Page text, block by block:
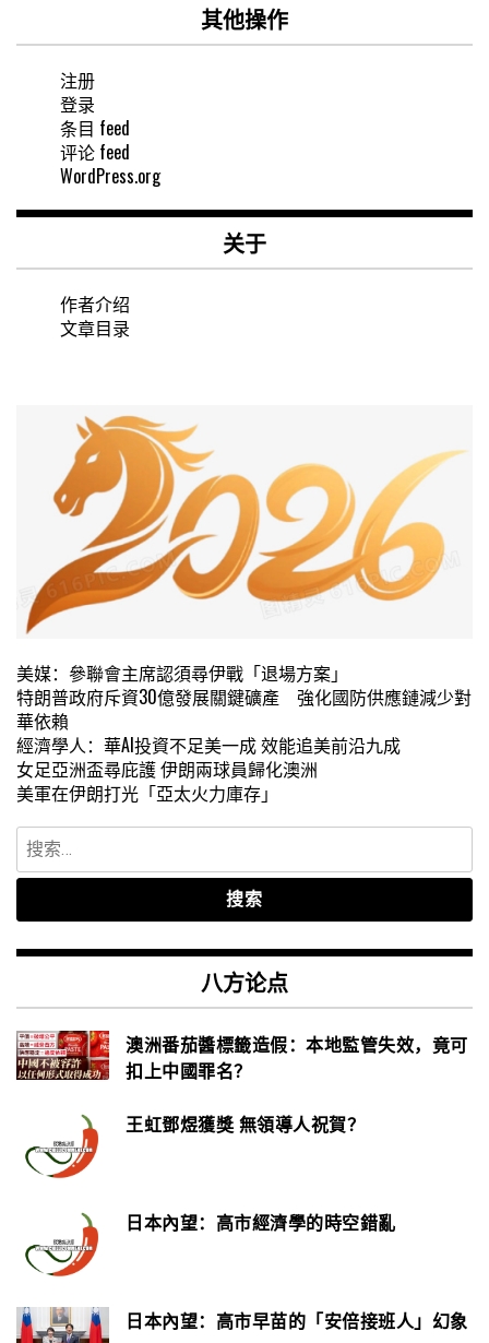
其他操作
注册
登录
条目 feed
评论 feed
WordPress.org
关于
作者介绍
文章目录
美媒：參聯會主席認須尋伊戰「退場方案」
特朗普政府斥資30億發展關鍵礦產 強化國防供應鏈減少對
華依賴
經濟學人：華AI投資不足美一成 效能追美前沿九成
女足亞洲盃尋庇護 伊朗兩球員歸化澳洲
美軍在伊朗打光「亞太火力庫存」
搜
索：
八方论点
澳洲番茄醬標籤造假：本地監管失效，竟可
扣上中國罪名？
王虹鄧煜獲獎 無領導人祝賀？
日本內望：高市經濟學的時空錯亂
日本內望：高市早苗的「安倍接班人」幻象